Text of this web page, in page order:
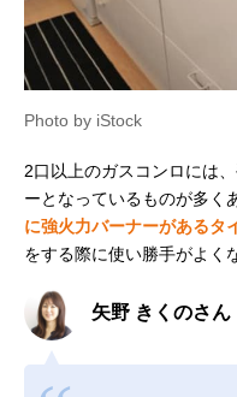
Photo by iStock
2口以上のガスコンロには
ーとなっているものが多く
に強火力バーナーがあるタ
をする際に使い勝手がよく
矢野 きくのさん